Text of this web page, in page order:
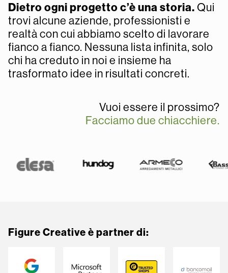
Dietro ogni progetto c’è una storia. Qui
trovi alcune aziende, professionisti e
realtà con cui abbiamo scelto di lavorare
fianco a fianco. Nessuna lista infinita, solo
chi ha creduto in noi e insieme ha
trasformato idee in risultati concreti.
Vuoi essere il prossimo?
Facciamo due chiacchiere.
Figure Creative è partner di: